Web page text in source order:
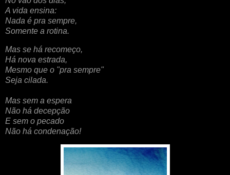
A vida ensina:
Nada é pra sempre,
Somente a rotina.
Mas se há recomeço,
Há nova estrada,
Mesmo que o "pra sempre"
Seja cilada.
Mas sem a espera
Não há decepção
E sem o pecado
Não há condenação!